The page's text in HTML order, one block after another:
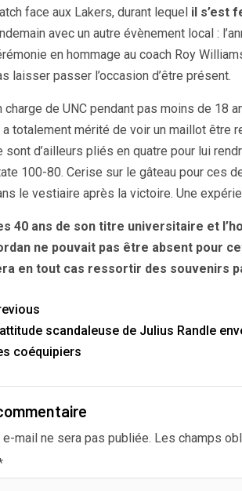
face aux Lakers, durant lequel il s’est
avec un autre évènement local :
en hommage au coach Roy
laisser passer l’occasion d’être présent.
charge de UNC pendant pas moins de 18
a totalement mérité de voir un maillot être
sont d’ailleurs pliés en quatre pour lui
100-80. Cerise sur le gâteau pour ces
le vestiaire après la victoire. Une
40 ans de son titre universitaire et
ne pouvait pas être absent pour
en tout cas ressortir des souvenirs
scandaleuse de Julius Randle
coéquipiers
mail ne sera pas publiée. Les champs